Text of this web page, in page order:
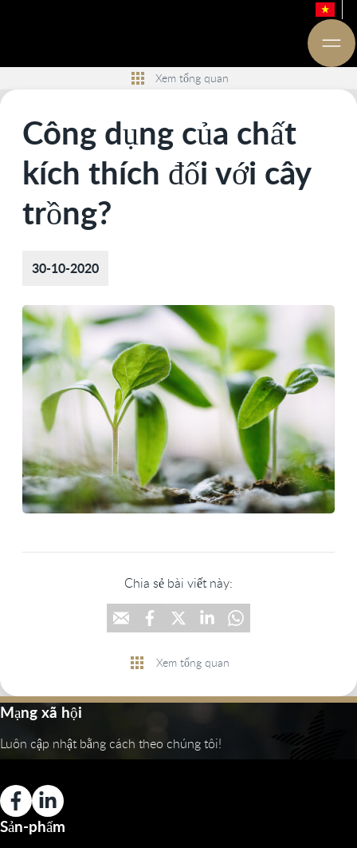
Xem tổng quan
Công dụng của chất
kích thích đối với cây
trồng?
30-10-2020
Chia sẻ bài viết này:
Xem tổng quan
Mạng xã hội
Luôn cập nhật bằng cách theo chúng tôi!
Sản-phẩm